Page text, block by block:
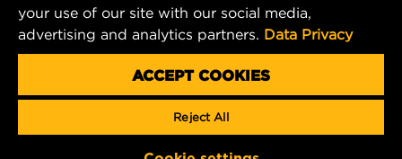
Tel. +48 65 572 89 00
E-mail:info@mann-hummel.com
MANN+HUMMEL GROUP
Copyright 2025 MANN+HUMMEL. All rights reserved.
your use of our site with our social media,
advertising and analytics partners. Data Privacy
ACCEPT COOKIES
Reject All